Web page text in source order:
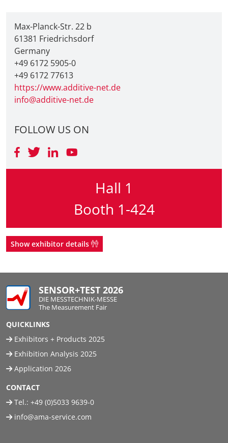
Max-Planck-Str. 22 b
61381 Friedrichsdorf
Germany
+49 6172 5905-0
+49 6172 77613
https://www.additive-net.de
info@additive-net.de
FOLLOW US ON
Hall 1
Booth 1-424
Show exhibitor details
SENSOR+TEST 2026
DIE MESSTECHNIK-MESSE
The Measurement Fair
QUICKLINKS
Exhibitors + Products 2025
Exhibition Analysis 2025
Application 2026
CONTACT
Tel.: +49 (0)5033 9639-0
info@ama-service.com